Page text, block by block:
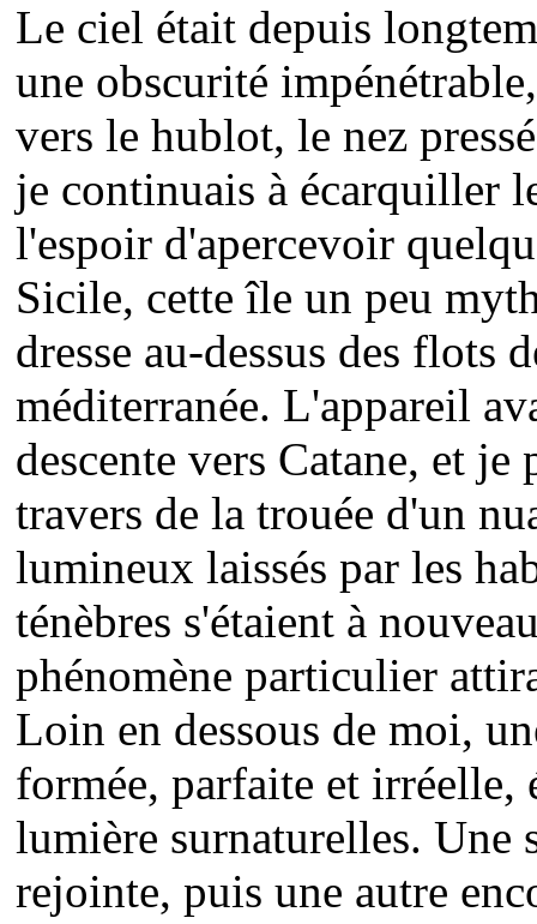
Le ciel était depuis
une obscurité
vers le hublot, le nez
je continuais à écarquiller
l'espoir d'apercevoir
Sicile, cette île un peu
dresse au-dessus des flots
méditerranée. L'appareil
descente vers Catane, et
travers de la trouée d'un
lumineux laissés par les
ténèbres s'étaient à
phénomène particulier
Loin en dessous de moi,
formée, parfaite et irréelle,
lumière surnaturelles. Une
rejointe, puis une autre